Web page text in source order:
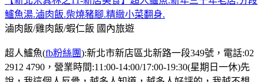
鱸魚湯.滷肉飯.柴燒豬腳.精緻小菜翻身.
滷肉飯/雞肉飯/蝦仁飯 國內旅遊
超人鱸魚(fb粉絲團):新北市新店區北新路一段349號，電話:02
2912 4790，營業時間:11:00-14:00/17:00-19:30(星期日一休)先